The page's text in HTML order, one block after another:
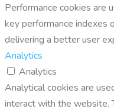
Performance cookies are
key performance indexes
delivering a better user
Analytics
Analytics
Analytical cookies are
interact with the website.